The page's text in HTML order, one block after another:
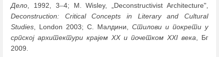
Дело, 1992, 3–4; M. Wisley, „Deconstructivist Architecture",
Deconstruction: Critical Concepts in Literary and Cultural
Studies, London 2003; С. Малдини, Стилови и покрети у
српској архитектури крајем ХХ и почетком XXI века, Бг
2009.